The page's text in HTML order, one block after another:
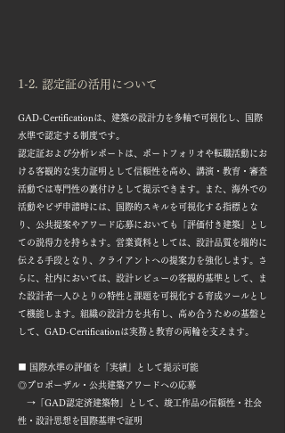
1-2. 認定証の活用について
GAD-Certificationは、建築の設計力を多軸で可視化し、国際
水準で認定する制度です。
認定証および分析レポートは、ポートフォリオや転職活動にお
ける客観的な実力証明として信頼性を高め、講演・教育・審査
活動では専門性の裏付けとして提示できます。また、海外での
活動やビザ申請時には、国際的スキルを可視化する指標とな
り、公共提案やアワード応募においても「評価付き建築」とし
ての説得力を持ちます。営業資料としては、設計品質を端的に
伝える手段となり、クライアントへの提案力を強化します。さ
らに、社内においては、設計レビューの客観的基準として、ま
た設計者一人ひとりの特性と課題を可視化する育成ツールとし
て機能します。組織の設計力を共有し、高め合うための基盤と
して、GAD-Certificationは実務と教育の両輪を支えます。
■ 国際水準の評価を「実績」として提示可能
◎プロポーザル・公共建築アワードへの応募
→「GAD認定済建築物」として、竣工作品の信頼性・社会
性・設計思想を国際基準で証明